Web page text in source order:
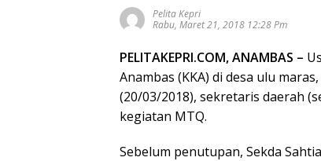
Pelita Kepri
Rabu, Maret 21, 2018 12:28 Pm
PELITAKEPRI.COM, ANAMBAS –
Anambas (KKA) di desa ulu
(20/03/2018), sekretaris daerah
kegiatan MTQ.
Sebelum penutupan, Sekda